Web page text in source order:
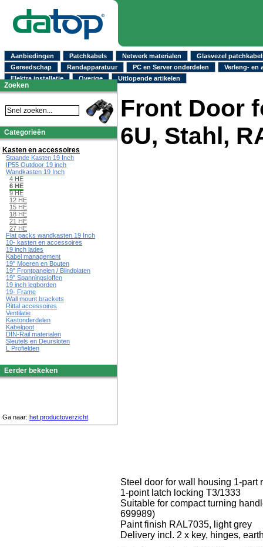
Aanbiedingen Patchkabels Netwerk materialen
Glasvezel
Gereedschap
Randapparatuur PC en Server onderdelen
Verleng- en
Elektra installatie
Overige Uitlopende artikelen
Front Door
6U, Stahl,
Steel door for wall housing 1-part
1-point latch locking T3/1333
Suitable for compact turning
699989)
Paint finish RAL7035, light grey
Delivery incl. 2 x key, hinges,
Zoeken
Categorieën
Kasten en accessoires
Staande Kasten 19 Inch
IP55 Outdoor 19 inch
Wandkasten 19 Inch
4 HE
6 HE
9 HE
12 HE
15 HE
18 HE
21 HE
27 HE
Flat packs wandkasten 19 Inch
10- kasten en accessoires
19 inch lades
Kabel management
19" Moeren en Bouten
19" Frontpanelen / Blindplaten
19" Spanningsloffen
19 inch legborden
19- Frame
Wall mount brackets
Rittal accessoires
Ventilatie
Kastonderdelen
Kabelgoot
DIN-Rail materialen
Sleutels en Deursloten
L Profielden
Eerder bekeken
Ga naar: het productoverzicht